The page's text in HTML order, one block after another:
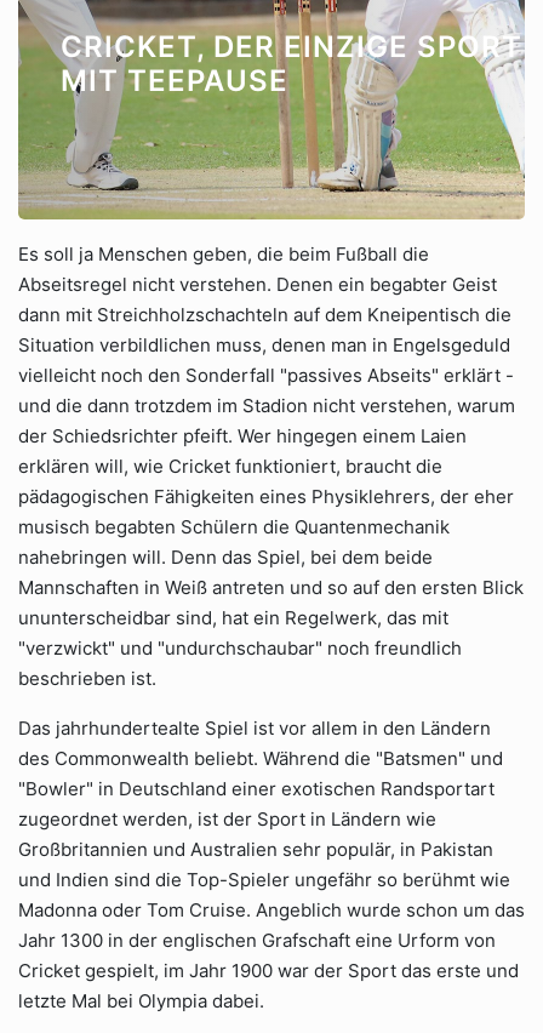
CRICKET, DER EINZIGE SPORT
MIT TEEPAUSE
Es soll ja Menschen geben, die beim Fußball die
Abseitsregel nicht verstehen. Denen ein begabter Geist
dann mit Streichholzschachteln auf dem Kneipentisch die
Situation verbildlichen muss, denen man in Engelsgeduld
vielleicht noch den Sonderfall "passives Abseits" erklärt -
und die dann trotzdem im Stadion nicht verstehen, warum
der Schiedsrichter pfeift. Wer hingegen einem Laien
erklären will, wie Cricket funktioniert, braucht die
pädagogischen Fähigkeiten eines Physiklehrers, der eher
musisch begabten Schülern die Quantenmechanik
nahebringen will. Denn das Spiel, bei dem beide
Mannschaften in Weiß antreten und so auf den ersten Blick
ununterscheidbar sind, hat ein Regelwerk, das mit
"verzwickt" und "undurchschaubar" noch freundlich
beschrieben ist.
Das jahrhundertealte Spiel ist vor allem in den Ländern
des Commonwealth beliebt. Während die "Batsmen" und
"Bowler" in Deutschland einer exotischen Randsportart
zugeordnet werden, ist der Sport in Ländern wie
Großbritannien und Australien sehr populär, in Pakistan
und Indien sind die Top-Spieler ungefähr so berühmt wie
Madonna oder Tom Cruise. Angeblich wurde schon um das
Jahr 1300 in der englischen Grafschaft eine Urform von
Cricket gespielt, im Jahr 1900 war der Sport das erste und
letzte Mal bei Olympia dabei.